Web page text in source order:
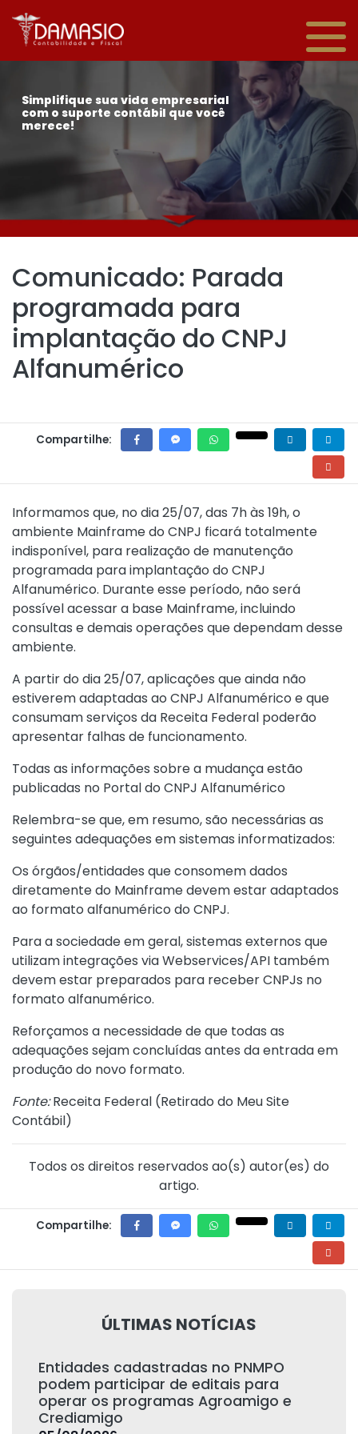
Simplifique sua vida empresarial
com o suporte contábil que você
merece!
Comunicado: Parada
programada para
implantação do CNPJ
Alfanumérico
Compartilhe:
Informamos que, no dia 25/07, das 7h às 19h, o
ambiente Mainframe do CNPJ ficará totalmente
indisponível, para realização de manutenção
programada para implantação do CNPJ
Alfanumérico. Durante esse período, não será
possível acessar a base Mainframe, incluindo
consultas e demais operações que dependam desse
ambiente.
A partir do dia 25/07, aplicações que ainda não
estiverem adaptadas ao CNPJ Alfanumérico e que
consumam serviços da Receita Federal poderão
apresentar falhas de funcionamento.
Todas as informações sobre a mudança estão
publicadas no Portal do CNPJ Alfanumérico
Relembra-se que, em resumo, são necessárias as
seguintes adequações em sistemas informatizados:
Os órgãos/entidades que consomem dados
diretamente do Mainframe devem estar adaptados
ao formato alfanumérico do CNPJ.
Para a sociedade em geral, sistemas externos que
utilizam integrações via Webservices/API também
devem estar preparados para receber CNPJs no
formato alfanumérico.
Reforçamos a necessidade de que todas as
adequações sejam concluídas antes da entrada em
produção do novo formato.
Fonte:Receita Federal (Retirado do Meu Site
Contábil)
Todos os direitos reservados ao(s) autor(es) do
artigo.
Compartilhe:
ÚLTIMAS NOTÍCIAS
Entidades cadastradas no PNMPO
podem participar de editais para
operar os programas Agroamigo e
Crediamigo